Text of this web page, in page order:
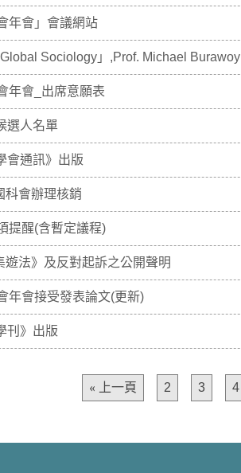
年會」會議網站
Global Sociology」,Prof. Michael Burawoy
年會_出席意願表
選人名單
會通訊》出版
科會辦理核銷
提醒(含暫定議程)
遊法》及反對起訴之公開聲明
年會接受發表論文(更新)
刊》出版
« 上一頁 2 3 4